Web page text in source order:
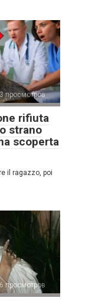
просмотров
rifiuta
strano
scoperta
il ragazzo, poi
просмотров